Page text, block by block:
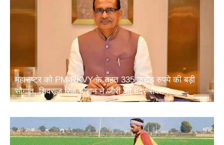
महाराष्ट्र को PM-RKVY के तहत 335 करोड़ रुपये की बड़ी
सौगात, शिवराज सिंह चौहान ने जारी की मदर सैंक्शन